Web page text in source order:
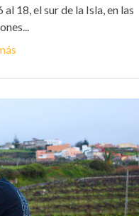
18, el sur de la Isla, en las